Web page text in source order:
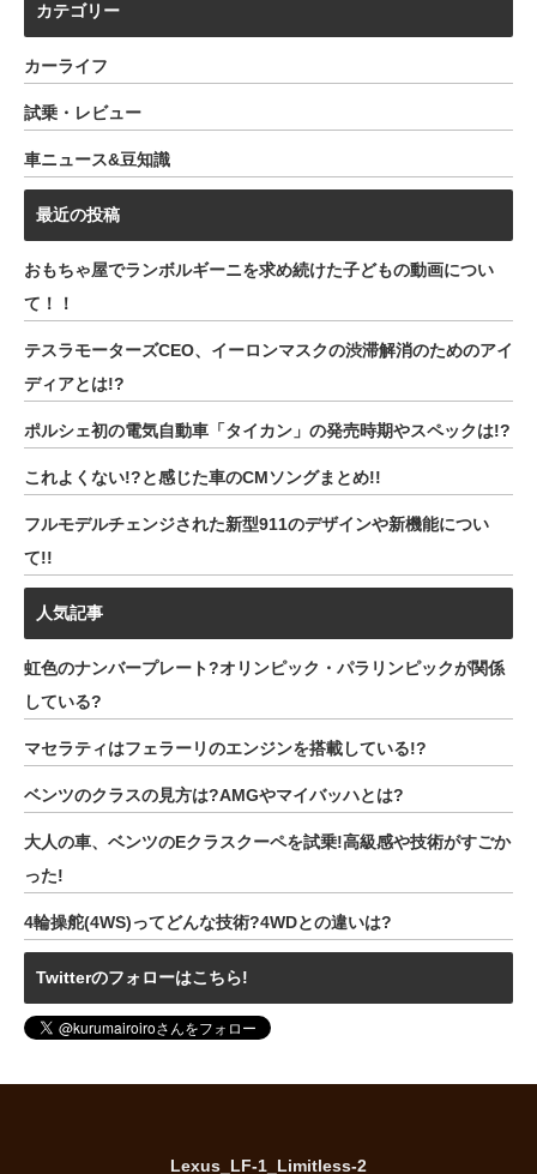
カテゴリー
カーライフ
試乗・レビュー
車ニュース&豆知識
最近の投稿
おもちゃ屋でランボルギーニを求め続けた子どもの動画につい
て！！
テスラモーターズCEO、イーロンマスクの渋滞解消のためのアイ
ディアとは!?
ポルシェ初の電気自動車「タイカン」の発売時期やスペックは!?
これよくない!?と感じた車のCMソングまとめ!!
フルモデルチェンジされた新型911のデザインや新機能につい
て!!
人気記事
虹色のナンバープレート?オリンピック・パラリンピックが関係
している?
マセラティはフェラーリのエンジンを搭載している!?
ベンツのクラスの見方は?AMGやマイバッハとは?
大人の車、ベンツのEクラスクーペを試乗!高級感や技術がすごか
った!
4輪操舵(4WS)ってどんな技術?4WDとの違いは?
Twitterのフォローはこちら!
Lexus_LF-1_Limitless-2